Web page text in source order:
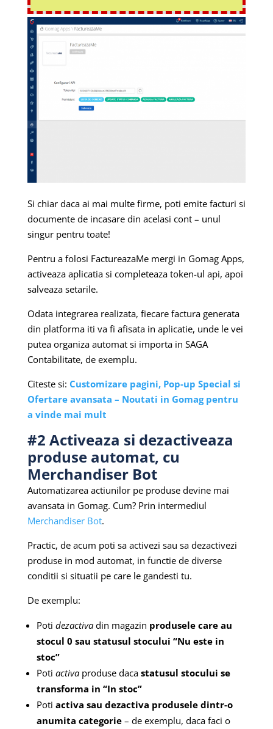
Si chiar daca ai mai multe firme, poti emite facturi si
documente de incasare din acelasi cont – unul
singur pentru toate!
Pentru a folosi FactureazaMe mergi in Gomag Apps,
activeaza aplicatia si completeaza token-ul api, apoi
salveaza setarile.
Odata integrarea realizata, fiecare factura generata
din platforma iti va fi afisata in aplicatie, unde le vei
putea organiza automat si importa in SAGA
Contabilitate, de exemplu.
Citeste si: Customizare pagini, Pop-up Special si
Ofertare avansata – Noutati in Gomag pentru
a vinde mai mult
#2 Activeaza si dezactiveaza
produse automat, cu
Merchandiser Bot
Automatizarea actiunilor pe produse devine mai
avansata in Gomag. Cum? Prin intermediul
Merchandiser Bot.
Practic, de acum poti sa activezi sau sa dezactivezi
produse in mod automat, in functie de diverse
conditii si situatii pe care le gandesti tu.
De exemplu:
Poti dezactiva din magazin produsele care au
stocul 0 sau statusul stocului “Nu este in
stoc”
Poti activa produse dacastatusul stocului se
transforma in “In stoc”
Poti activa sau dezactiva produsele dintr-o
anumita categorie– de exemplu, daca faci o